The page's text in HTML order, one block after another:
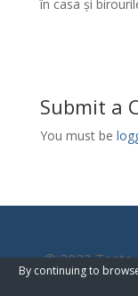
în casa și
Submit a
You must be
© 2023 Toate
By continuing to